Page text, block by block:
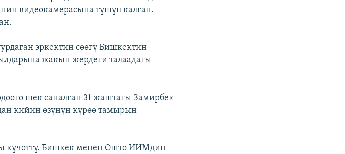
видеокамерасына түшүп калган.
эркектин сөөгү Бишкектин
жакын жердеги талаадагы
шек саналган 31 жаштагы Замирбек
кийин өзүнүн күрөө тамырын
күчөттү. Бишкек менен Ошто ИИМдин